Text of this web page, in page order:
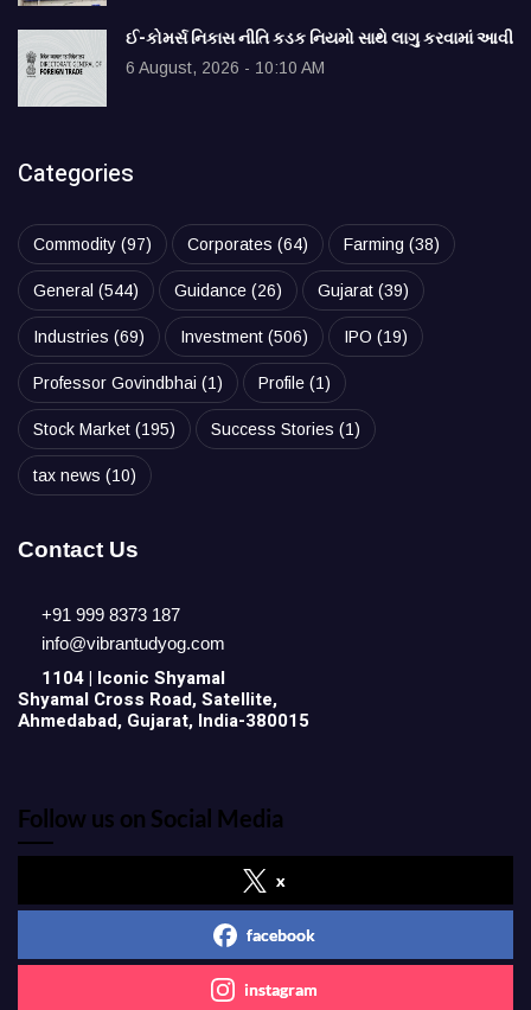
ઈ-કોમર્સ નિકાસ નીતિ કડક નિયમો સાથે લાગુ કરવામાં આવી
6 August, 2026 - 10:10 AM
Categories
Commodity (97) Corporates (64) Farming (38)
General (544) Guidance (26) Gujarat (39)
Industries (69) Investment (506) IPO (19)
Professor Govindbhai (1) Profile (1)
Stock Market (195) Success Stories (1)
tax news (10)
Contact Us
+91 999 8373 187
info@vibrantudyog.com
1104 | Iconic Shyamal
Shyamal Cross Road, Satellite,
Ahmedabad, Gujarat, India-380015
Follow us on Social Media
x
facebook
instagram